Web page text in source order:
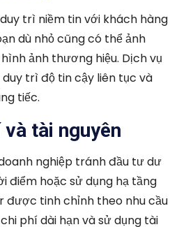
trì niềm tin với khách hàng
dù nhỏ cũng có thể ảnh
ảnh thương hiệu. Dịch vụ
trì độ tin cậy liên tục và
tiếc.
tài nguyên
nghiệp tránh đầu tư dư
điểm hoặc sử dụng hạ tầng
được tinh chỉnh theo nhu cầu
phí dài hạn và sử dụng tài